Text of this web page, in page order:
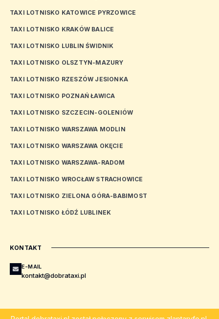
TAXI LOTNISKO KATOWICE PYRZOWICE
TAXI LOTNISKO KRAKÓW BALICE
TAXI LOTNISKO LUBLIN ŚWIDNIK
TAXI LOTNISKO OLSZTYN-MAZURY
TAXI LOTNISKO RZESZÓW JESIONKA
TAXI LOTNISKO POZNAŃ ŁAWICA
TAXI LOTNISKO SZCZECIN-GOLENIÓW
TAXI LOTNISKO WARSZAWA MODLIN
TAXI LOTNISKO WARSZAWA OKĘCIE
TAXI LOTNISKO WARSZAWA-RADOM
TAXI LOTNISKO WROCŁAW STRACHOWICE
TAXI LOTNISKO ZIELONA GÓRA-BABIMOST
TAXI LOTNISKO ŁÓDŹ LUBLINEK
KONTAKT
E-MAIL
kontakt@dobrataxi.pl